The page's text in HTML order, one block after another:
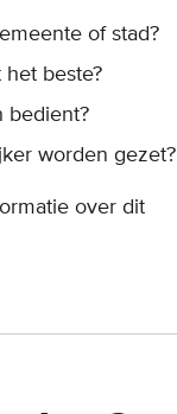
of stad?
beste?
bedient?
worden gezet?
over dit